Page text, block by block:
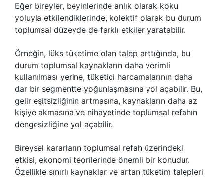
Eğer bireyler, beyinlerinde anlık olarak koku
yoluyla etkilendiklerinde, kolektif olarak bu durum
toplumsal düzeyde de farklı etkiler yaratabilir.
Örneğin, lüks tüketime olan talep arttığında, bu
durum toplumsal kaynakların daha verimli
kullanılması yerine, tüketici harcamalarının daha
dar bir segmentte yoğunlaşmasına yol açabilir. Bu,
gelir eşitsizliğinin artmasına, kaynakların daha az
kişiye akmasına ve nihayetinde toplumsal refahın
dengesizliğine yol açabilir.
Bireysel kararların toplumsal refah üzerindeki
etkisi, ekonomi teorilerinde önemli bir konudur.
Özellikle sınırlı kaynaklar ve artan tüketim talepleri